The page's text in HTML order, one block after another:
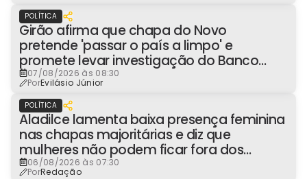
POLÍTICA
Girão afirma que chapa do Novo
pretende 'passar o país a limpo' e
promete levar investigação do Banco
Master à Presidência
07/08/2026 às 08:30
PorEvilásio Júnior
POLÍTICA
Aladilce lamenta baixa presença feminina
nas chapas majoritárias e diz que
mulheres não podem ficar fora dos
espaços de poder
06/08/2026 às 07:30
PorRedação